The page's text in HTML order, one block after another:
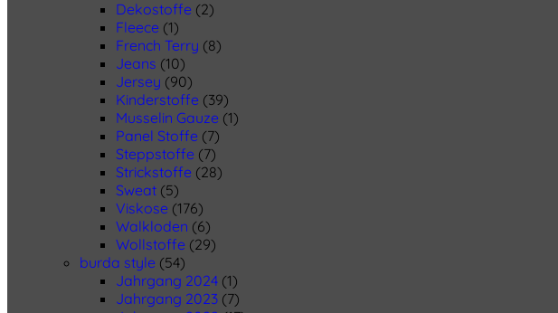
Dekostoffe (2)
Fleece (1)
French Terry (8)
Jeans (10)
Jersey (90)
Kinderstoffe (39)
Musselin Gauze (1)
Panel Stoffe (7)
Steppstoffe (7)
Strickstoffe (28)
Sweat (5)
Viskose (176)
Walkloden (6)
Wollstoffe (29)
burda style (54)
Jahrgang 2024 (1)
Jahrgang 2023 (7)